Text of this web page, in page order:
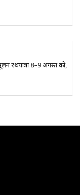
रथयात्रा 8–9 अगस्त को,